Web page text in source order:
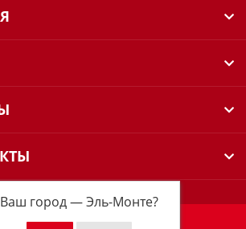
Ваш город —Эль-Монте?